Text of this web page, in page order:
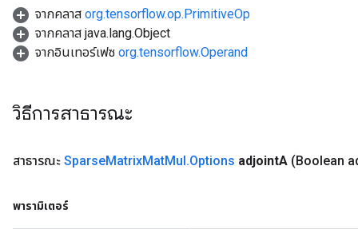
จากคลาส org.tensorflow.op.PrimitiveOp
จากคลาส java.lang.Object
จากอินเทอร์เฟซ org.tensorflow.Operand
วิธีการสาธารณะ
สาธารณะ SparseMatrixMatMul.Options adjointA (Boolean
พารามิเตอร์